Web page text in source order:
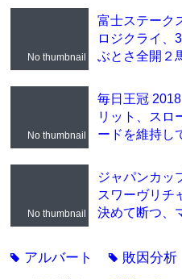
No thumbnail
富士ステーク
ロジクライ、
ぶとさ全開２
No thumbnail
毎日王冠
リット、スロ
ードを維持し
No thumbnail
ジャパンカッ
スワーヴリチ
決めて断つ、
tag アルバート tag 敗因分析